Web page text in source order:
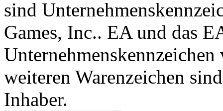
sind
Games, Inc.. EA und das
weiteren Warenzeichen
Inhaber.